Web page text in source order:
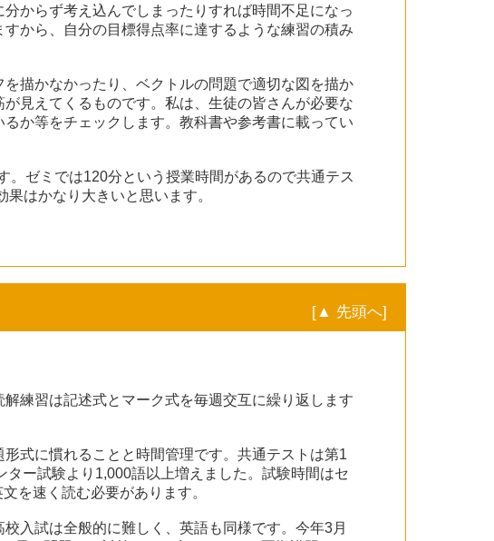
からず考え込んでしまったりすれば時間不足になっ
から、自分の目標得点率に達するような練習の積み
描かなかったり、ベクトルの問題で適切な図を描か
見えてくるものです。私は、生徒の皆さんが必要な
か等をチェックします。教科書や参考書に載ってい
ゼミでは120分という授業時間があるので共通テス
はかなり大きいと思います。
[▲ 先頭へ]
練習は記述式とマーク式を毎週交互に繰り返します
式に慣れることと時間管理です。共通テストは第1
ー試験より1,000語以上増えました。試験時間はセ
を速く読む必要があります。
入試は全般的に難しく、英語も同様です。今年3月